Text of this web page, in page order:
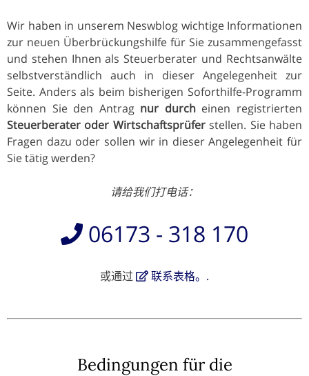
Wir haben in unserem Neswblog wichtige Informationen
zur neuen Überbrückungshilfe für Sie zusammengefasst
und stehen Ihnen als Steuerberater und Rechtsanwälte
selbstverständlich auch in dieser Angelegenheit zur
Seite. Anders als beim bisherigen Soforthilfe-Programm
können Sie den Antrag nur durcheinen registrierten
Steuerberater oder Wirtschaftsprüferstellen. Sie haben
Fragen dazu oder sollen wir in dieser Angelegenheit für
Sie tätig werden?
请给我们打电话：
06173 - 318 170
或通过 联系表格。.
Bedingungen für die